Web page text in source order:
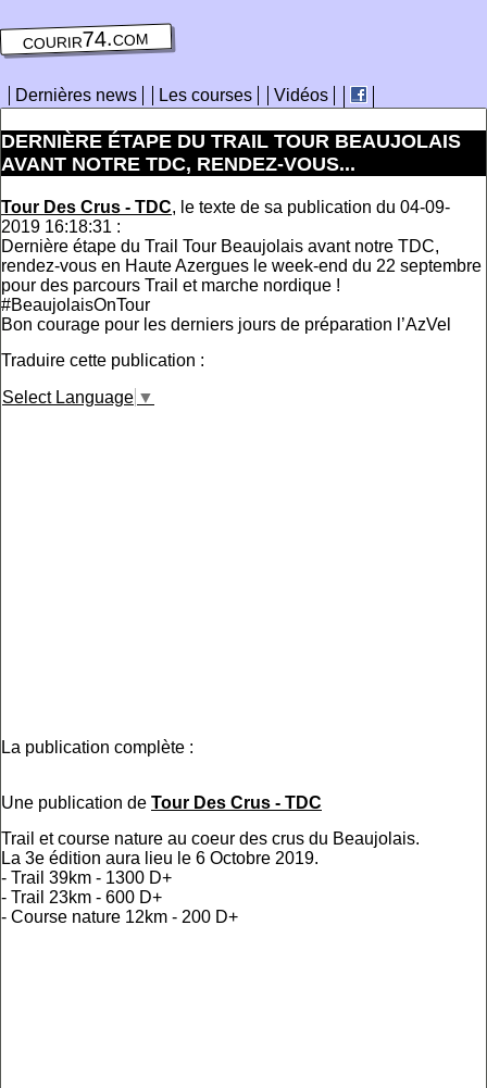
courir74.com
Dernières news Les courses Vidéos
DERNIÈRE ÉTAPE DU TRAIL TOUR BEAUJOLAIS
AVANT NOTRE TDC, RENDEZ-VOUS...
Tour Des Crus - TDC, le texte de sa publication du 04-09-
2019 16:18:31 :
Dernière étape du Trail Tour Beaujolais avant notre TDC,
rendez-vous en Haute Azergues le week-end du 22 septembre
pour des parcours Trail et marche nordique !
#BeaujolaisOnTour
Bon courage pour les derniers jours de préparation l’AzVel
Traduire cette publication :
Select Language ▼
La publication complète :
Une publication de Tour Des Crus - TDC
Trail et course nature au coeur des crus du Beaujolais.
La 3e édition aura lieu le 6 Octobre 2019.
- Trail 39km - 1300 D+
- Trail 23km - 600 D+
- Course nature 12km - 200 D+